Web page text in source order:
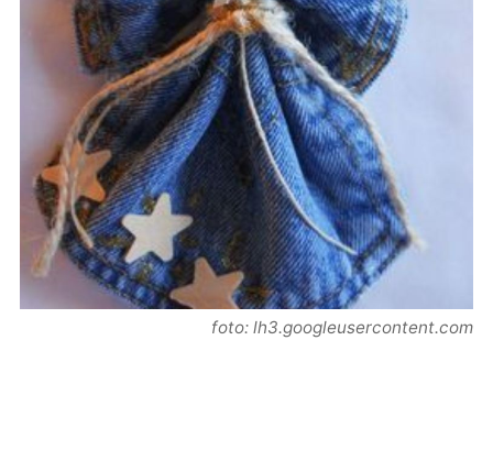
foto: lh3.googleusercontent.com